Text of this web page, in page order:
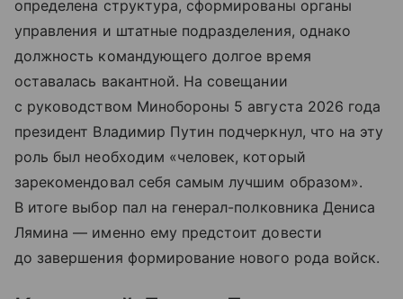
определена структура, сформированы органы
управления и штатные подразделения, однако
должность командующего долгое время
оставалась вакантной. На совещании
с руководством Минобороны 5 августа 2026 года
президент Владимир Путин подчеркнул, что на эту
роль был необходим «человек, который
зарекомендовал себя самым лучшим образом».
В итоге выбор пал на генерал-полковника Дениса
Лямина — именно ему предстоит довести
до завершения формирование нового рода войск.